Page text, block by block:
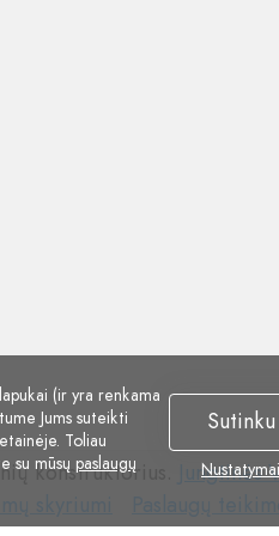
konstruktorius. Jungtinės
skyriumi Paslaugų
(ir yra renkama
Jums suteikti
Toliau
su mūsų paslaugų
Sutinku
Nustatymai